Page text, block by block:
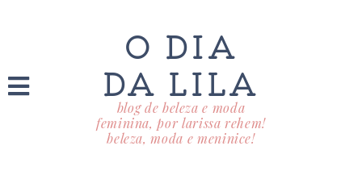
O DIA
DA LILA
blog de beleza e moda
feminina, por larissa rehem!
beleza, moda e meninice!